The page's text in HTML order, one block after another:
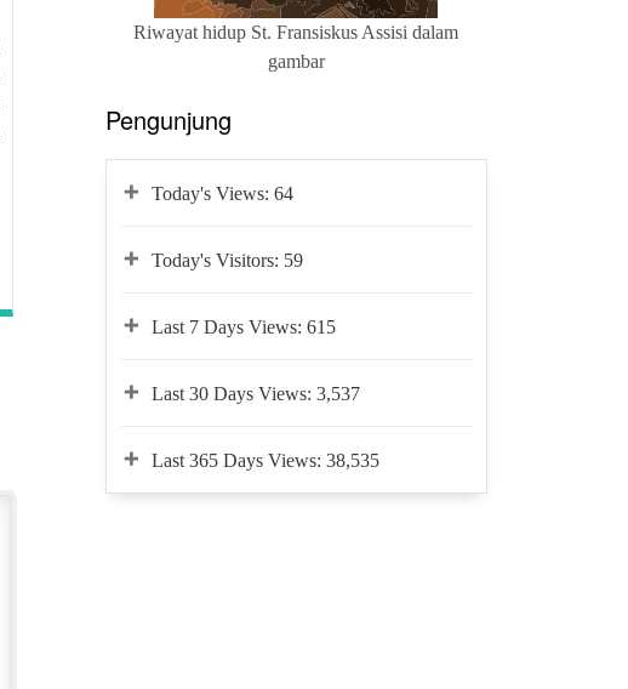
Riwayat hidup St. Fransiskus Assisi dalam
gambar
Pengunjung
Today's Views:64
Today's Visitors: 59
Last 7 Days Views:615
Last 30 Days Views:3,537
Last 365 Days Views:38,535